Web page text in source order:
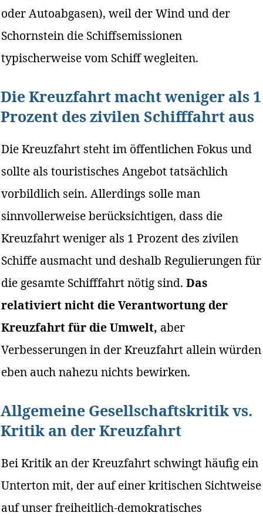
oder Autoabgasen), weil der Wind und der
Schornstein die Schiffsemissionen
typischerweise vom Schiff wegleiten.
Die Kreuzfahrt macht weniger als 1
Prozent des zivilen Schifffahrt aus
Die Kreuzfahrt steht im öffentlichen Fokus und
sollte als touristisches Angebot tatsächlich
vorbildlich sein. Allerdings solle man
sinnvollerweise berücksichtigen, dass die
Kreuzfahrt weniger als 1 Prozent des zivilen
Schiffe ausmacht und deshalb Regulierungen für
die gesamte Schifffahrt nötig sind.Das
relativiert nicht die Verantwortung der
Kreuzfahrt für die Umwelt, aber
Verbesserungen in der Kreuzfahrt allein würden
eben auch nahezu nichts bewirken.
Allgemeine Gesellschaftskritik vs.
Kritik an der Kreuzfahrt
Bei Kritik an der Kreuzfahrt schwingt häufig ein
Unterton mit, der auf einer kritischen Sichtweise
auf unser freiheitlich-demokratisches